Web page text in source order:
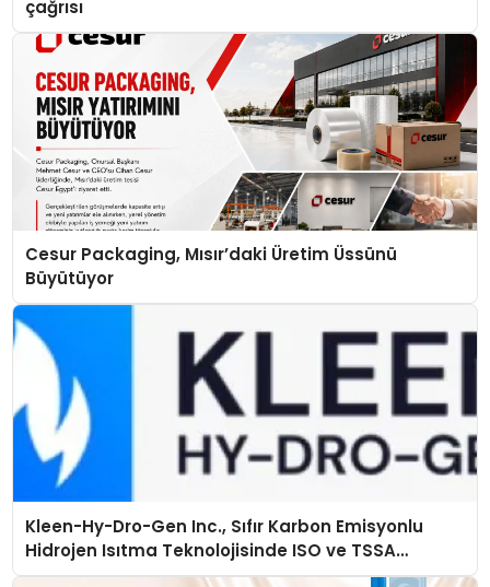
çağrısı
Cesur Packaging, Mısır’daki Üretim Üssünü
Büyütüyor
Kleen-Hy-Dro-Gen Inc., Sıfır Karbon Emisyonlu
Hidrojen Isıtma Teknolojisinde ISO ve TSSA
Düzenleyici Onaylarını Aldı